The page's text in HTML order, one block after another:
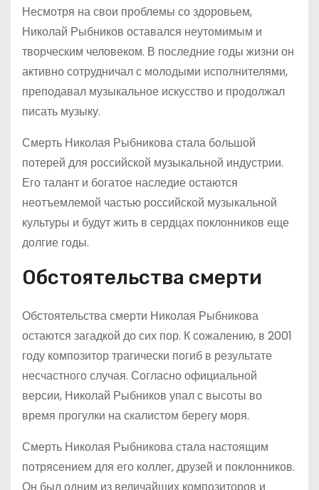
Несмотря на свои проблемы со здоровьем,
Николай Рыбников оставался неутомимым и
творческим человеком. В последние годы жизни он
активно сотрудничал с молодыми исполнителями,
преподавал музыкальное искусство и продолжал
писать музыку.
Смерть Николая Рыбникова стала большой
потерей для российской музыкальной индустрии.
Его талант и богатое наследие остаются
неотъемлемой частью российской музыкальной
культуры и будут жить в сердцах поклонников еще
долгие годы.
Обстоятельства смерти
Обстоятельства смерти Николая Рыбникова
остаются загадкой до сих пор. К сожалению, в 2001
году композитор трагически погиб в результате
несчастного случая. Согласно официальной
версии, Николай Рыбников упал с высоты во
время прогулки на скалистом берегу моря.
Смерть Николая Рыбникова стала настоящим
потрясением для его коллег, друзей и поклонников.